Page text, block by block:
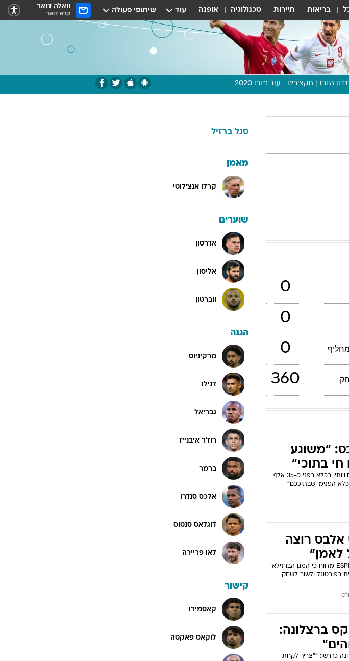
בריאות תיירות טכנולוגיה אופנה עוד שיתופי פעולה וואלה דואר
קרא דואר
היורו תקצירים עוד ביורו 2020
תכנית היורו
דעות ופרשנויות
0
0
0
360
"משוגע
בתוכי"
צפו: מגן העבר הטיף בכנס נוצרי ושיתף בחוויותיו בכלא בפני כ-35 אלף
הפנימי שבתוככם"
רוצה
לאמן"
מהכלא לכנסייה, ומהכנסייה לכר הדשא: ESPN מדווח כי המגן הברזילאי
בפורטוגל ולשוב לשחק
ברצלונה:
כדרשן: ""צריך לקחת
סגל ברזיל
מאמן
קרלו אנצ'לוטי
שוערים
אדרסון
אליסון
ווברטון
הגנה
מרקיניוס
דנילו
גבריאל
רוז'ר איבנייז
ברמר
אלכס סנדרו
דוגלאס סנטוס
לאו פריירה
קישור
קאסמירו
לוקאס פאקטה